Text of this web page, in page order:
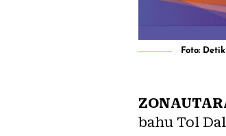
Foto:
bahu Tol